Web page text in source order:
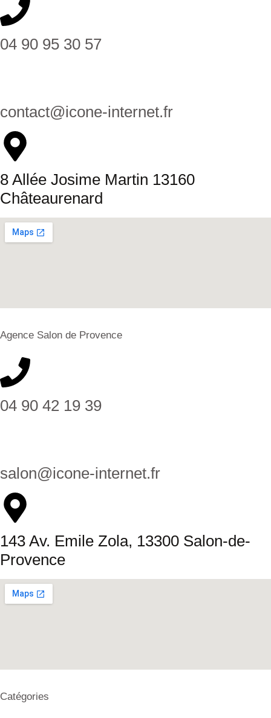
04 90 95 30 57
contact@icone-internet.fr
8 Allée Josime Martin 13160
Châteaurenard
Agence Salon de Provence
04 90 42 19 39
salon@icone-internet.fr
143 Av. Emile Zola, 13300 Salon-de-
Provence
Catégories